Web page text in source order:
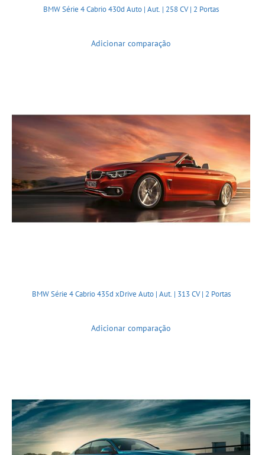
BMW Série 4 Cabrio 430d Auto | Aut. | 258 CV | 2 Portas
Adicionar comparação
BMW Série 4 Cabrio 435d xDrive Auto | Aut. | 313 CV | 2 Portas
Adicionar comparação